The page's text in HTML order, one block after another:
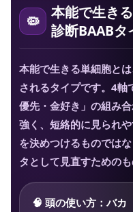
本能で生き
診断BAABタ
本能で生きる単細胞と
されるタイプです。4軸
優先・金好き」の組み
強く、短絡的に見られ
を決めつけるものでは
タとして見直すためのも
🧠 頭の使い方：バカ